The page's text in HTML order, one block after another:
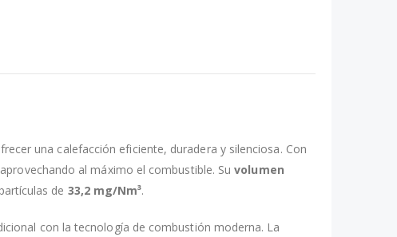
una calefacción eficiente, duradera y silenciosa. Con
al máximo el combustible. Suvolumen
de 33,2 mg/Nm³.
con la tecnología de combustión moderna. La